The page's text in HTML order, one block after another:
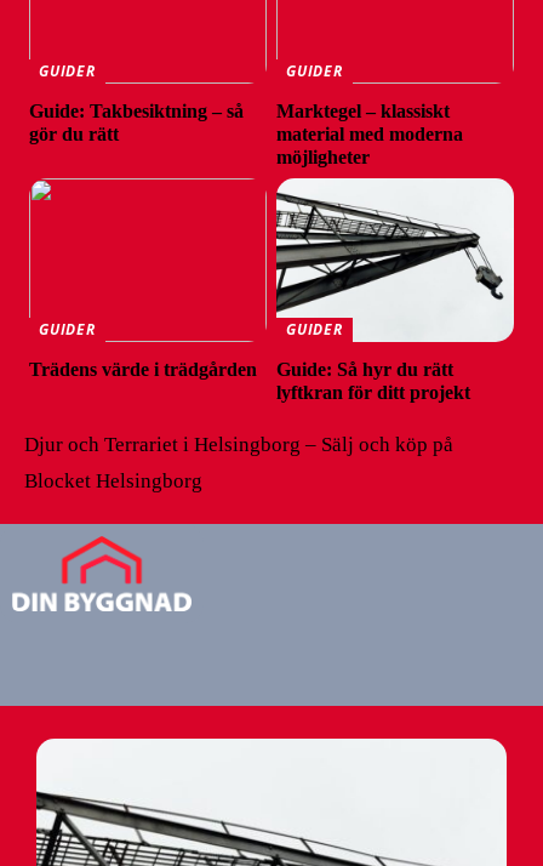
GUIDER
Guide: Takbesiktning – så
gör du rätt
GUIDER
Marktegel – klassiskt
material med moderna
möjligheter
GUIDER
Trädens värde i trädgården
GUIDER
Guide: Så hyr du rätt
lyftkran för ditt projekt
Djur och Terrariet i Helsingborg – Sälj och köp på
Blocket Helsingborg